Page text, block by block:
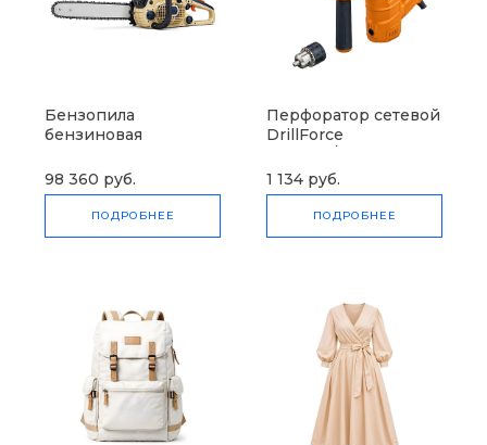
Бензопила
бензиновая
98 360 руб.
ПОДРОБНЕЕ
Перфоратор сетевой
DrillForce
1 134 руб.
ПОДРОБНЕЕ